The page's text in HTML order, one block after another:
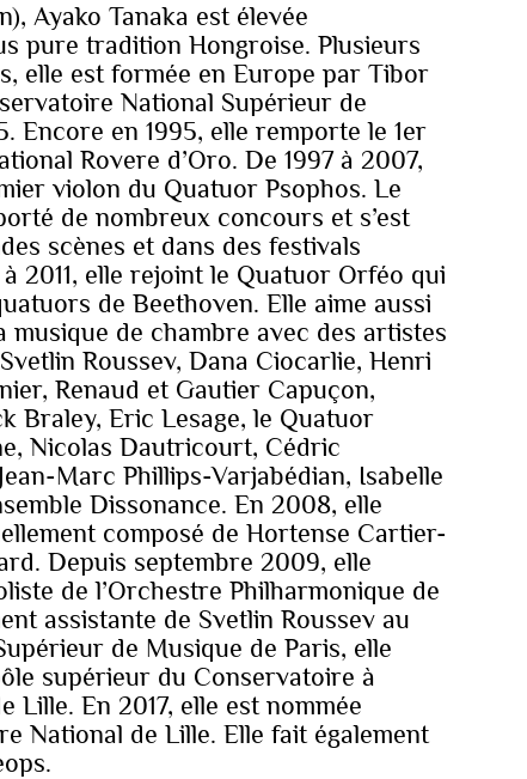
Ayako Tanaka est élevée
pure tradition Hongroise. Plusieurs
elle est formée en Europe par Tibor
National Supérieur de
Encore en 1995, elle remporte le 1er
Rovere d’Oro. De 1997 à 2007,
violon du Quatuor Psophos. Le
de nombreux concours et s’est
scènes et dans des festivals
2011, elle rejoint le Quatuor Orféo qui
de Beethoven. Elle aime aussi
musique de chambre avec des artistes
Roussev, Dana Ciocarlie, Henri
Renaud et Gautier Capuçon,
Braley, Eric Lesage, le Quatuor
Nicolas Dautricourt, Cédric
Marc Phillips-Varjabédian, Isabelle
Dissonance. En 2008, elle
composé de Hortense Cartier-
Depuis septembre 2009, elle
de l’Orchestre Philharmonique de
assistante de Svetlin Roussev au
de Musique de Paris, elle
supérieur du Conservatoire à
Lille. En 2017, elle est nommée
National de Lille. Elle fait également